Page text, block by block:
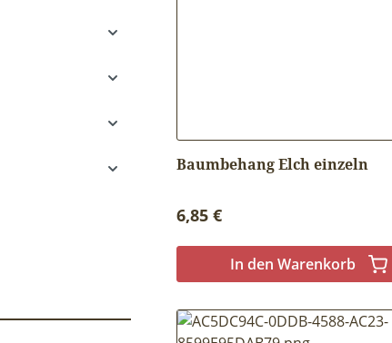
Baumbehang Elch einzeln
Regulärer Preis:
6,85 €
In den Warenkorb